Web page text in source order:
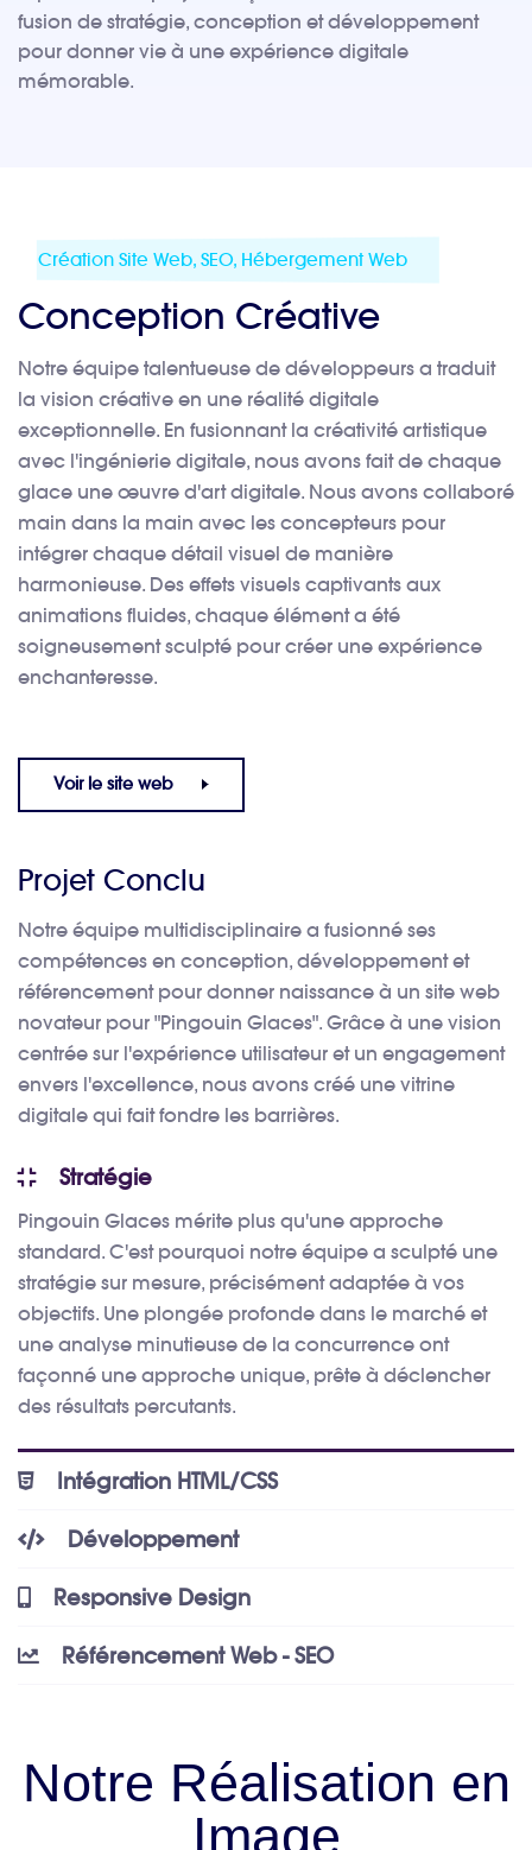
fusion de stratégie, conception et développement
pour donner vie à une expérience digitale
mémorable.
Création Site Web, SEO, Hébergement Web
Conception Créative
Notre équipe talentueuse de développeurs a traduit
la vision créative en une réalité digitale
exceptionnelle. En fusionnant la créativité artistique
avec l'ingénierie digitale, nous avons fait de chaque
glace une œuvre d'art digitale. Nous avons collaboré
main dans la main avec les concepteurs pour
intégrer chaque détail visuel de manière
harmonieuse. Des effets visuels captivants aux
animations fluides, chaque élément a été
soigneusement sculpté pour créer une expérience
enchanteresse.
Voir le site web
Projet Conclu
Notre équipe multidisciplinaire a fusionné ses
compétences en conception, développement et
référencement pour donner naissance à un site web
novateur pour "Pingouin Glaces". Grâce à une vision
centrée sur l'expérience utilisateur et un engagement
envers l'excellence, nous avons créé une vitrine
digitale qui fait fondre les barrières.
Stratégie
Pingouin Glaces mérite plus qu'une approche
standard. C'est pourquoi notre équipe a sculpté une
stratégie sur mesure, précisément adaptée à vos
objectifs. Une plongée profonde dans le marché et
une analyse minutieuse de la concurrence ont
façonné une approche unique, prête à déclencher
des résultats percutants.
Intégration HTML/CSS
Développement
Responsive Design
Référencement Web - SEO
Notre Réalisation en
Image